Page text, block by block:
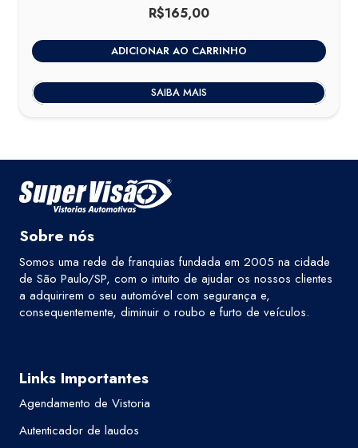
R$165,00
ADICIONAR AO CARRINHO
SAIBA MAIS
Sobre nós
Somos uma rede de franquias fundada em 2005 na cidade
de São Paulo/SP, com o intuito de ajudar os nossos clientes
a adquirirem o seu automóvel com segurança e,
consequentemente, diminuir o roubo e furto de veículos.
Links Importantes
Agendamento de Vistoria
Autenticador de laudos